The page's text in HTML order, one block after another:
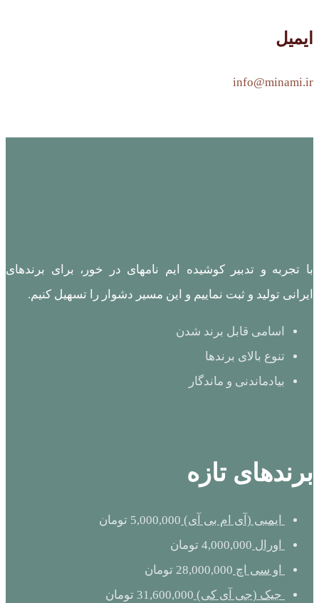
ایمیل
info@minami.ir
با تجربه و تدبیر کوشیده ایم نامهای در خور، برای برندهای
ایرانی تولید و ثبت نماییم و این مسیر دشوار را تسهیل کنیم.
اسامی قابل برند شدن
تنوع بالای برندها
بیادماندنی و ماندگار
برندهای تازه
ایمبی (آی ام بی آی) 5,000,000 تومان
اورال 4,000,000 تومان
او سی اچ 28,000,000 تومان
جیک (جی آی کی) 31,600,000 تومان